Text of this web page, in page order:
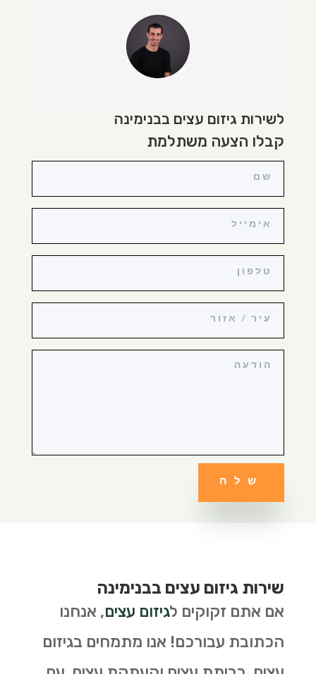
לשירות גיזום עצים בבנימינה
קבלו הצעה משתלמת
שלח
שירות גיזום עצים בבנימינה
אם אתם זקוקים לגיזום עצים, אנחנו
הכתובת עבורכם! אנו מתמחים בגיזום